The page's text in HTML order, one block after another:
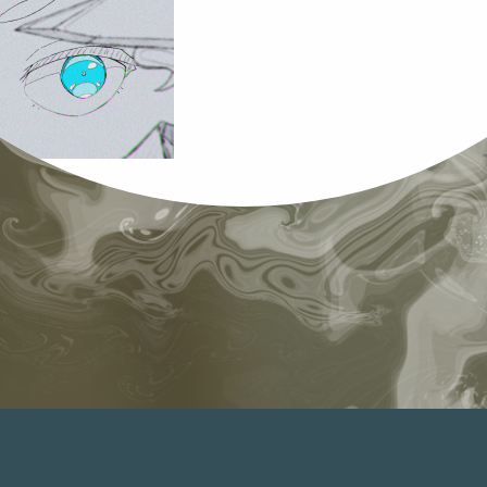
back to list